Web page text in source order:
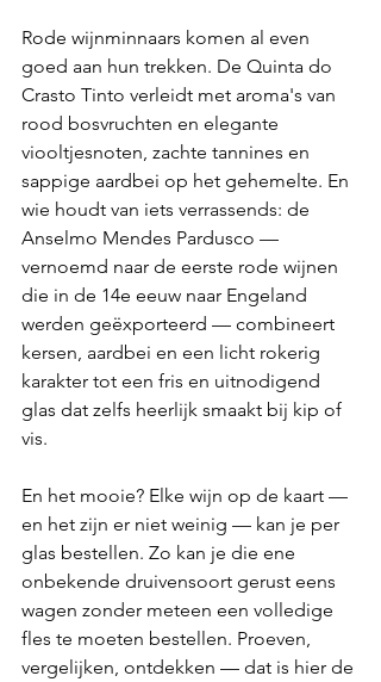
Rode wijnminnaars komen al even
goed aan hun trekken. De Quinta do
Crasto Tinto verleidt met aroma's van
rood bosvruchten en elegante
viooltjesnoten, zachte tannines en
sappige aardbei op het gehemelte. En
wie houdt van iets verrassends: de
Anselmo Mendes Pardusco —
vernoemd naar de eerste rode wijnen
die in de 14e eeuw naar Engeland
werden geëxporteerd — combineert
kersen, aardbei en een licht rokerig
karakter tot een fris en uitnodigend
glas dat zelfs heerlijk smaakt bij kip of
vis.
En het mooie? Elke wijn op de kaart —
en het zijn er niet weinig — kan je per
glas bestellen. Zo kan je die ene
onbekende druivensoort gerust eens
wagen zonder meteen een volledige
fles te moeten bestellen. Proeven,
vergelijken, ontdekken — dat is hier de